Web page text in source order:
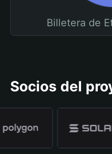
Billetera de
Socios del